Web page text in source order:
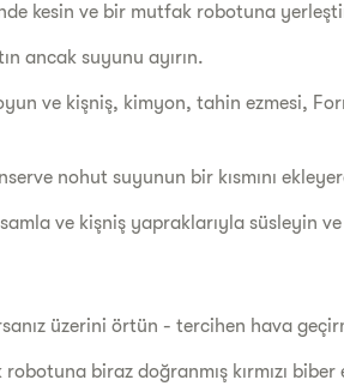
kesin ve bir mutfak robotuna
ancak suyunu ayırın.
ve kişniş, kimyon, tahin ezmesi,
nohut suyunun bir kısmını
ve kişniş yapraklarıyla süsleyin ve
üzerini örtün - tercihen hava
biraz doğranmış kırmızı biber